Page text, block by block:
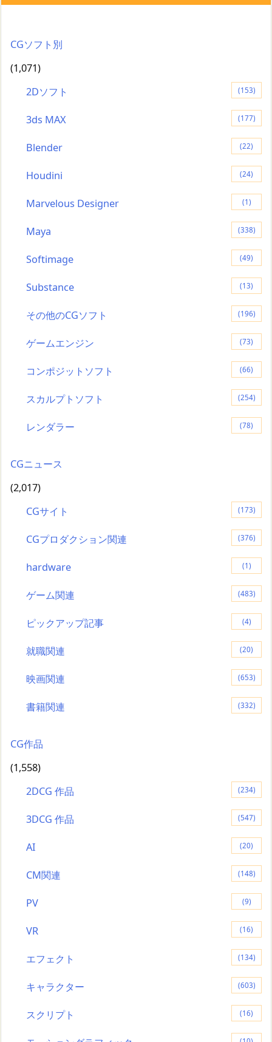
CGソフト別
(1,071)
2Dソフト
(153)
3ds MAX (177)
Blender (22)
Houdini (24)
Marvelous Designer (1)
Maya (338)
Softimage (49)
Substance (13)
その他のCGソフト (196)
ゲームエンジン (73)
コンポジットソフト (66)
スカルプトソフト (254)
レンダラー (78)
CGニュース
(2,017)
CGサイト
(173)
CGプロダクション関連 (376)
hardware (1)
ゲーム関連 (483)
ピックアップ記事 (4)
就職関連 (20)
映画関連 (653)
書籍関連 (332)
CG作品
(1,558)
2DCG 作品
(234)
3DCG 作品 (547)
AI (20)
CM関連 (148)
PV (9)
VR (16)
エフェクト (134)
キャラクター (603)
スクリプト (16)